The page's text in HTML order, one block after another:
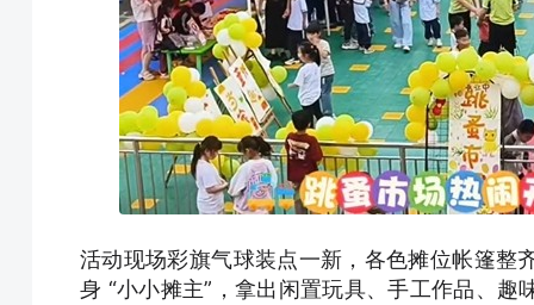
活动现场彩旗气球装点一新，各色摊位帐篷整
身 “小小摊主”，拿出闲置玩具、手工作品、